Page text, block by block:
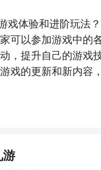
戏体验和进阶玩法？
可以参加游戏中的
，提升自己的游戏
戏的更新和新内容
游